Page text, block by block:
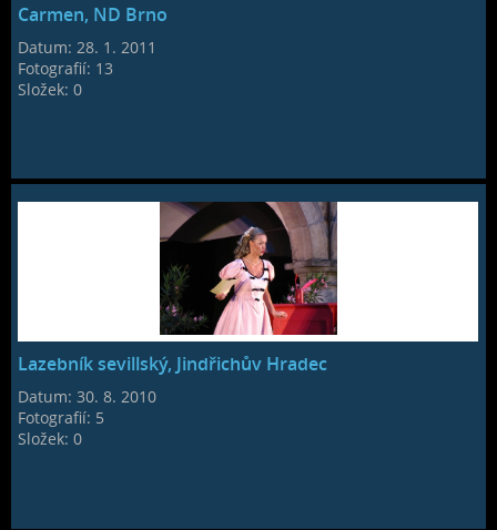
Carmen, ND Brno
Datum:28. 1. 2011
Fotografií: 13
Složek:0
Lazebník sevillský, Jindřichův Hradec
Datum:30. 8. 2010
Fotografií: 5
Složek:0